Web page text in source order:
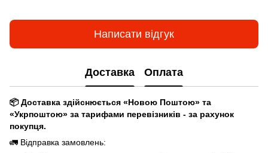
Написати відгук
Доставка Оплата
📦 Доставка здійснюється «Новою Поштою» та
«Укрпоштою» за тарифами перевізників - за рахунок
покупця.
🚛 Відправка замовлень: